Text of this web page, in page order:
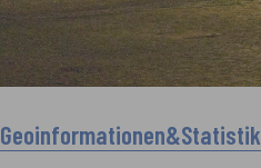
Geoinformationen&Statistik